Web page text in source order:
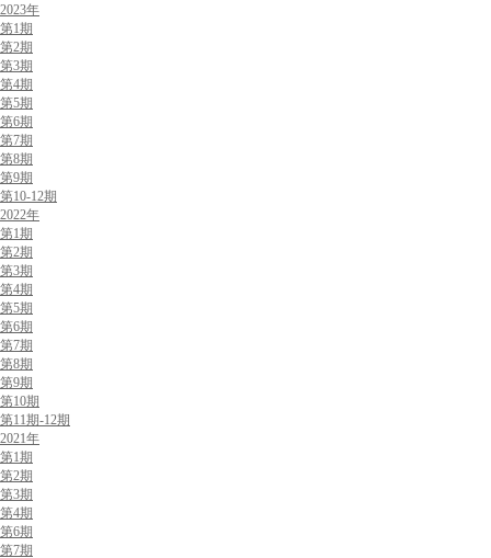
2023年
第1期
第2期
第3期
第4期
第5期
第6期
第7期
第8期
第9期
第10-12期
2022年
第1期
第2期
第3期
第4期
第5期
第6期
第7期
第8期
第9期
第10期
第11期-12期
2021年
第1期
第2期
第3期
第4期
第6期
第7期